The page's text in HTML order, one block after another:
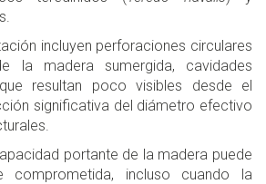
incluyen perforaciones circulares
la madera sumergida, cavidades
resultan poco visibles desde el
significativa del diámetro efectivo
portante de la madera puede
comprometida, incluso cuando la